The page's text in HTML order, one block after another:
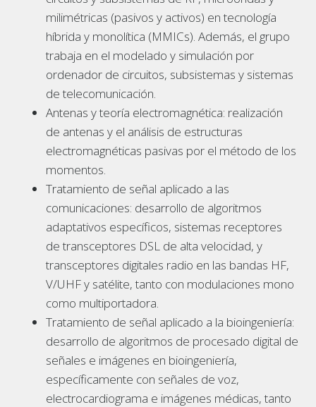
milimétricas (pasivos y activos) en tecnología
híbrida y monolítica (MMICs). Además, el grupo
trabaja en el modelado y simulación por
ordenador de circuitos, subsistemas y sistemas
de telecomunicación.
Antenas y teoría electromagnética: realización
de antenas y el análisis de estructuras
electromagnéticas pasivas por el método de los
momentos.
Tratamiento de señal aplicado a las
comunicaciones: desarrollo de algoritmos
adaptativos específicos, sistemas receptores
de transceptores DSL de alta velocidad, y
transceptores digitales radio en las bandas HF,
V/UHF y satélite, tanto con modulaciones mono
como multiportadora.
Tratamiento de señal aplicado a la bioingeniería:
desarrollo de algoritmos de procesado digital de
señales e imágenes en bioingeniería,
específicamente con señales de voz,
electrocardiograma e imágenes médicas, tanto